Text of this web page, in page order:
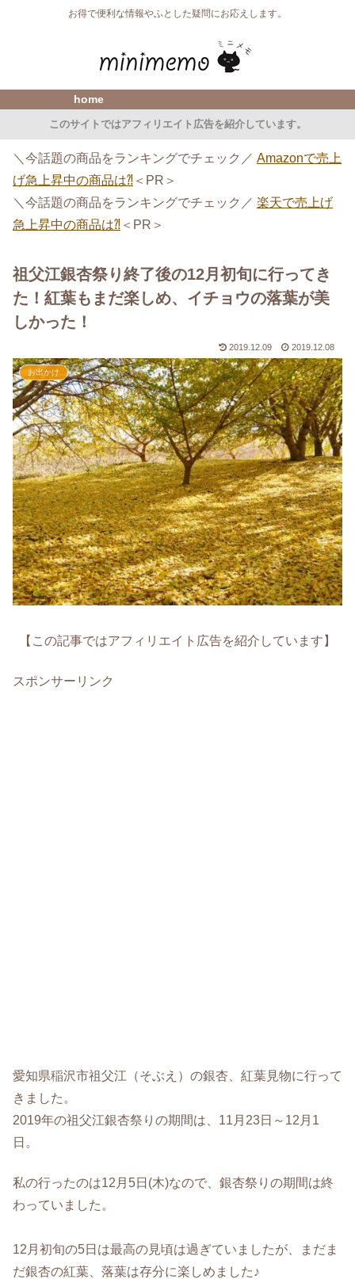
お得で便利な情報やふとした疑問にお応えします。
home
このサイトではアフィリエイト広告を紹介しています。
＼今話題の商品をランキングでチェック／ Amazonで売上
げ急上昇中の商品は⁈ ＜PR＞
＼今話題の商品をランキングでチェック／ 楽天で売上げ
急上昇中の商品は⁈ ＜PR＞
祖父江銀杏祭り終了後の12月初旬に行ってき
た！紅葉もまだ楽しめ、イチョウの落葉が美
しかった！
2019.12.09 2019.12.08
お出かけ
【この記事ではアフィリエイト広告を紹介しています】
スポンサーリンク
愛知県稲沢市祖父江（そぶえ）の銀杏、紅葉見物に行って
きました。
2019年の祖父江銀杏祭りの期間は、11月23日～12月1
日。
私の行ったのは12月5日(木)なので、銀杏祭りの期間は終
わっていました。
12月初旬の5日は最高の見頃は過ぎていましたが、まだま
だ銀杏の紅葉、落葉は存分に楽しめました♪